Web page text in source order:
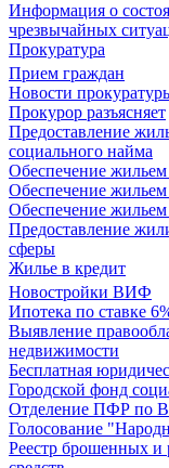
Информация о
чрезвычайных
Прокуратура
Прием граждан
Новости
Прокурор разъясняет
Предоставление
социального найма
Обеспечение
Обеспечение
Обеспечение жильем
Предоставление
сферы
Жилье в кредит
Новостройки ВИФ
Ипотека по ставке
Выявление
недвижимости
Бесплатная
Городской фонд
Отделение ПФР по
Голосование
Реестр брошенных и